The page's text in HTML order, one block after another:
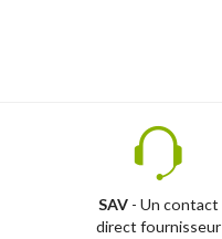
SAV- Un contact
direct fournisseur